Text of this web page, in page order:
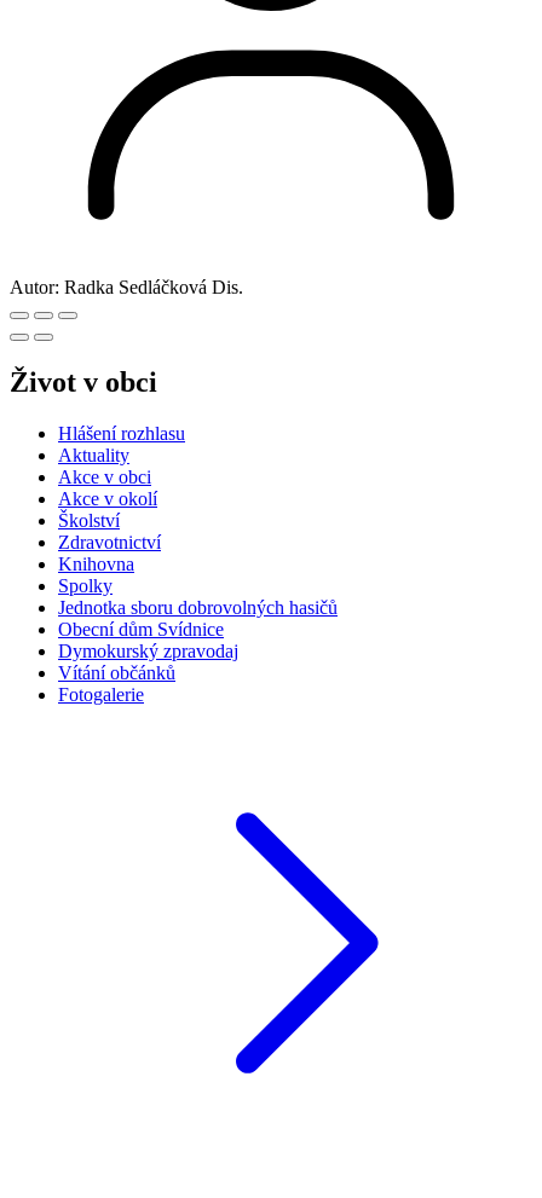
Autor: Radka Sedláčková Dis.
Život v obci
Hlášení rozhlasu
Aktuality
Akce v obci
Akce v okolí
Školství
Zdravotnictví
Knihovna
Spolky
Jednotka sboru dobrovolných hasičů
Obecní dům Svídnice
Dymokurský zpravodaj
Vítání občánků
Fotogalerie